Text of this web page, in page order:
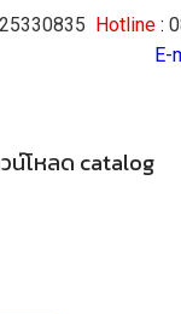
Hotline :
E-
น์โหลด catalog